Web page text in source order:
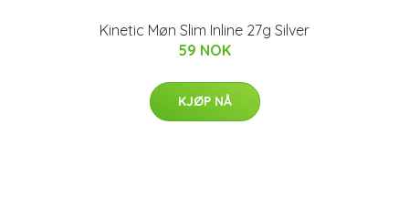
Kinetic Møn Slim Inline 27g Silver
59 NOK
KJØP NÅ